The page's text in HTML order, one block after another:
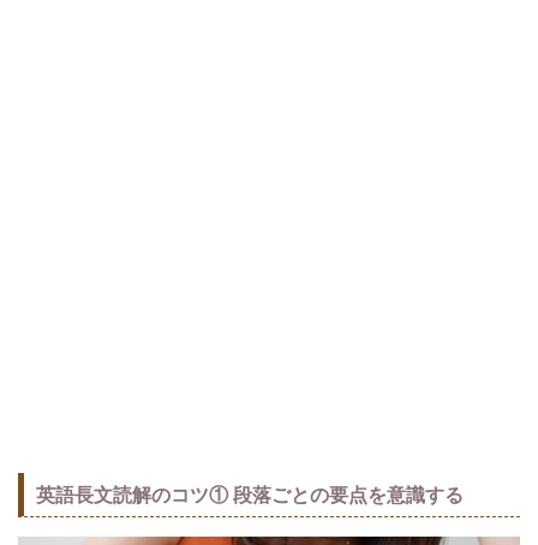
英語長文読解のコツ① 段落ごとの要点を意識する